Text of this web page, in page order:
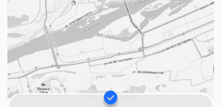
Мы гарантируем, что при продаже золота в
нашей компании, вы получите справедливую
и точную цену за свой товар. Мы постоянно
следим за текущими изменениями на рынке,
чтобы установить правильную цену и
избегать нечестных сделок.
Наш процесс покупки драгоценных
металлов быстр и безопасен для Вас, и мы
предлагаем
прозрачность и честность при каждой
сделке.